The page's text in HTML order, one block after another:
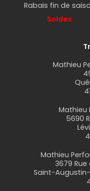
Rabais fin de
Soldes
Mathieu
Mathieu
5690
Mathieu
3679 Rue
Saint-Augustin-